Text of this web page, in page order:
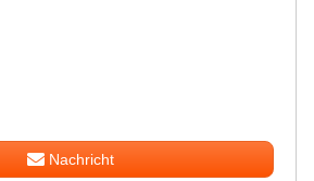
Nachricht